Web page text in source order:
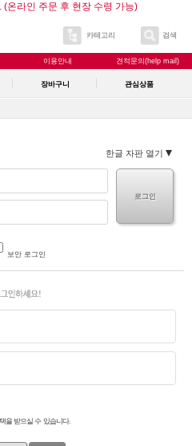
온라인 주문 후 현장 수령 가능)
카테고리 검색
이용안내 견적문의(help mail)
장바구니 관심상품
한글 자판 열기
로그인
보안 로그인
을 받으실 수 있습니다.